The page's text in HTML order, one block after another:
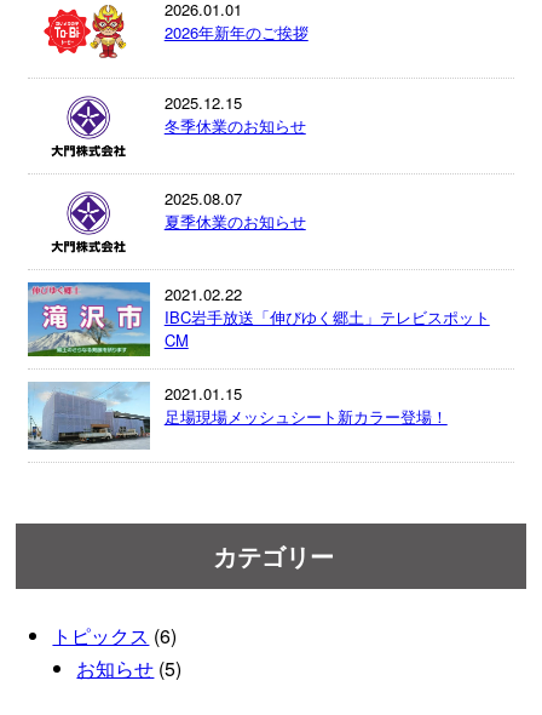
2026.01.01
2026年新年のご挨拶
2025.12.15
冬季休業のお知らせ
2025.08.07
夏季休業のお知らせ
2021.02.22
IBC岩手放送「伸びゆく郷土」テレビスポット
CM
2021.01.15
足場現場メッシュシート新カラー登場！
カテゴリー
トピックス (6)
お知らせ (5)